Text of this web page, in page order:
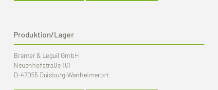
Produktion/Lager
Bremer & Leguil GmbH
Neuenhofstraße 101
D-47055 Duisburg-Wanheimerort